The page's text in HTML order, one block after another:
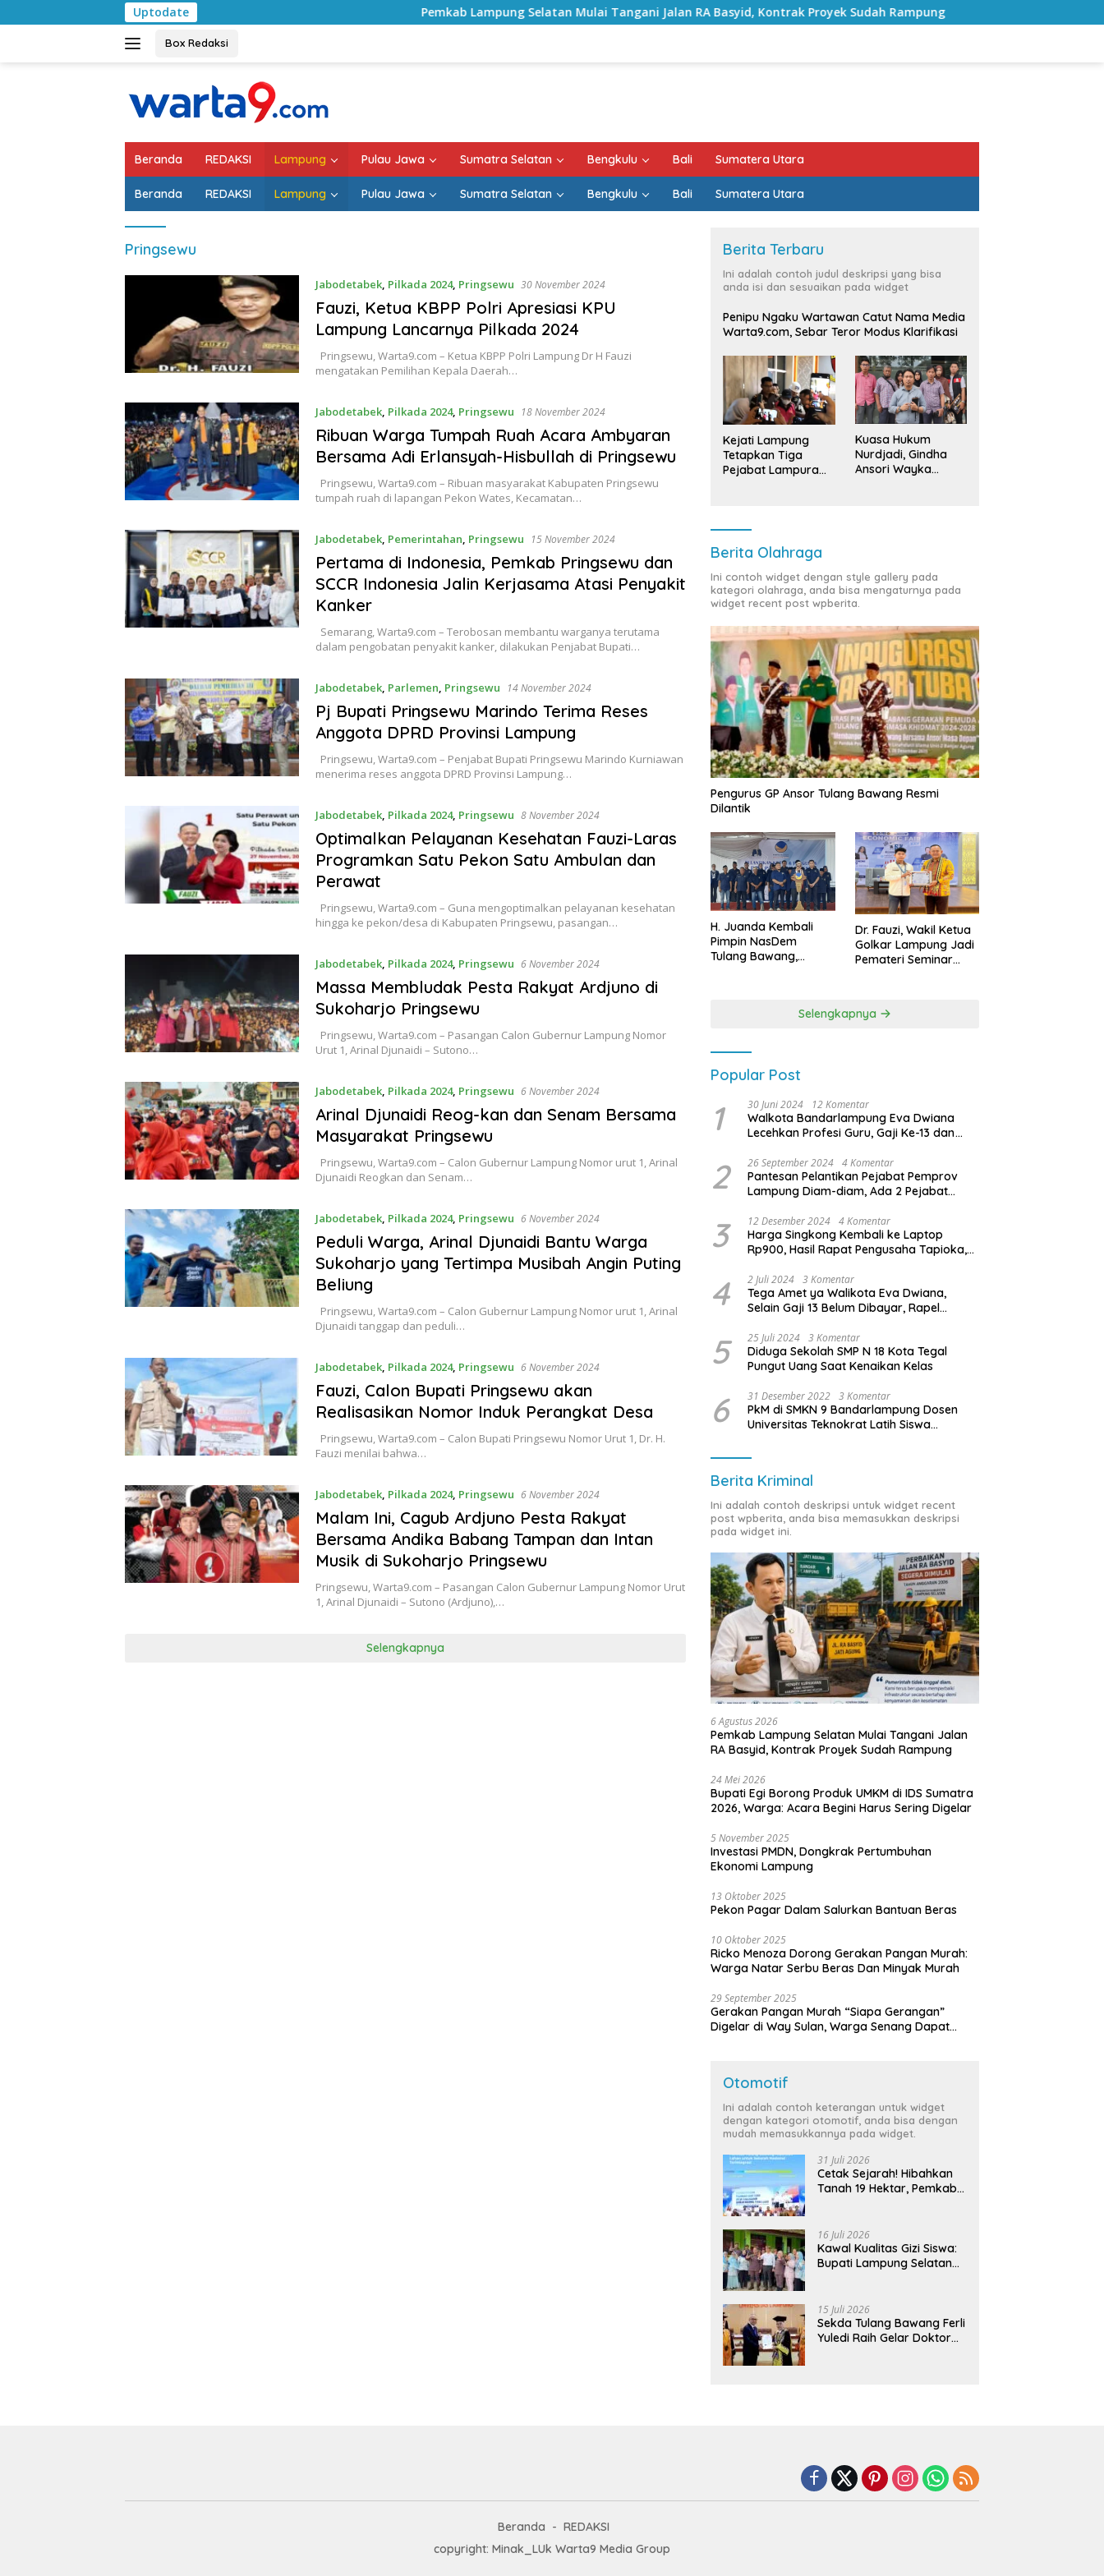
ke
Uptodate Pemkab Lampung Selatan Mulai Tangani Jalan RA Basyid, Kontrak Proyek Sudah Rampung Bulan Kemerdekaan, Bupati
Box Redaksi
Beranda REDAKSI Lampung Pulau Jawa Sumatra Selatan Bengkulu Bali Sumatera Utara
Beranda REDAKSI Lampung Pulau Jawa Sumatra Selatan Bengkulu Bali Sumatera Utara
Pringsewu
Jabodetabek, Pilkada 2024, Pringsewu 30 November 2024
Fauzi, Ketua KBPP Polri Apresiasi KPU
Lampung Lancarnya Pilkada 2024
Pringsewu, Warta9.com – Ketua KBPP Polri Lampung Dr H Fauzi
mengatakan Pemilihan Kepala Daerah…
Jabodetabek, Pilkada 2024, Pringsewu 18 November 2024
Ribuan Warga Tumpah Ruah Acara Ambyaran
Bersama Adi Erlansyah-Hisbullah di Pringsewu
Pringsewu, Warta9.com – Ribuan masyarakat Kabupaten Pringsewu
tumpah ruah di lapangan Pekon Wates, Kecamatan…
Jabodetabek, Pemerintahan, Pringsewu 15 November 2024
Pertama di Indonesia, Pemkab Pringsewu dan
SCCR Indonesia Jalin Kerjasama Atasi Penyakit
Kanker
Semarang, Warta9.com – Terobosan membantu warganya terutama
dalam pengobatan penyakit kanker, dilakukan Penjabat Bupati…
Jabodetabek, Parlemen, Pringsewu 14 November 2024
Pj Bupati Pringsewu Marindo Terima Reses
Anggota DPRD Provinsi Lampung
Pringsewu, Warta9.com – Penjabat Bupati Pringsewu Marindo Kurniawan
menerima reses anggota DPRD Provinsi Lampung…
Jabodetabek, Pilkada 2024, Pringsewu 8 November 2024
Optimalkan Pelayanan Kesehatan Fauzi-Laras
Programkan Satu Pekon Satu Ambulan dan
Perawat
Pringsewu, Warta9.com – Guna mengoptimalkan pelayanan kesehatan
hingga ke pekon/desa di Kabupaten Pringsewu, pasangan…
Jabodetabek, Pilkada 2024, Pringsewu 6 November 2024
Massa Membludak Pesta Rakyat Ardjuno di
Sukoharjo Pringsewu
Pringsewu, Warta9.com – Pasangan Calon Gubernur Lampung Nomor
Urut 1, Arinal Djunaidi – Sutono…
Jabodetabek, Pilkada 2024, Pringsewu 6 November 2024
Arinal Djunaidi Reog-kan dan Senam Bersama
Masyarakat Pringsewu
Pringsewu, Warta9.com – Calon Gubernur Lampung Nomor urut 1, Arinal
Djunaidi Reogkan dan Senam…
Jabodetabek, Pilkada 2024, Pringsewu 6 November 2024
Peduli Warga, Arinal Djunaidi Bantu Warga
Sukoharjo yang Tertimpa Musibah Angin Puting
Beliung
Pringsewu, Warta9.com – Calon Gubernur Lampung Nomor urut 1, Arinal
Djunaidi tanggap dan peduli…
Jabodetabek, Pilkada 2024, Pringsewu 6 November 2024
Fauzi, Calon Bupati Pringsewu akan
Realisasikan Nomor Induk Perangkat Desa
Pringsewu, Warta9.com – Calon Bupati Pringsewu Nomor Urut 1, Dr. H.
Fauzi menilai bahwa…
Jabodetabek, Pilkada 2024, Pringsewu 6 November 2024
Malam Ini, Cagub Ardjuno Pesta Rakyat
Bersama Andika Babang Tampan dan Intan
Musik di Sukoharjo Pringsewu
Pringsewu, Warta9.com – Pasangan Calon Gubernur Lampung Nomor Urut
1, Arinal Djunaidi – Sutono (Ardjuno),…
Selengkapnya
Berita Terbaru
Ini adalah contoh judul deskripsi yang bisa
anda isi dan sesuaikan pada widget
Penipu Ngaku Wartawan Catut Nama Media
Warta9.com, Sebar Teror Modus Klarifikasi
Kejati Lampung
Tetapkan Tiga
Pejabat Lampura
Kuasa Hukum
Nurdjadi, Gindha
Ansori Wayka
Berita Olahraga
Ini contoh widget dengan style gallery pada
kategori olahraga, anda bisa mengaturnya pada
widget recent post wpberita.
Pengurus GP Ansor Tulang Bawang Resmi
Dilantik
H. Juanda Kembali
Pimpin NasDem
Tulang Bawang,
Dr. Fauzi, Wakil Ketua
Golkar Lampung Jadi
Pemateri Seminar
Kebangsaan
Selengkapnya
Popular Post
1 30 Juni 2024 12 Komentar
Walkota Bandarlampung Eva Dwiana
Lecehkan Profesi Guru, Gaji Ke-13 dan
2 26 September 2024 4 Komentar
Pantesan Pelantikan Pejabat Pemprov
Lampung Diam-diam, Ada 2 Pejabat
3 12 Desember 2024 4 Komentar
Harga Singkong Kembali ke Laptop
Rp900, Hasil Rapat Pengusaha Tapioka,
Lampung
4 2 Juli 2024 3 Komentar
Tega Amet ya Walikota Eva Dwiana,
Selain Gaji 13 Belum Dibayar, Rapel
Dibayar
5 25 Juli 2024 3 Komentar
Diduga Sekolah SMP N 18 Kota Tegal
Pungut Uang Saat Kenaikan Kelas
6 31 Desember 2022 3 Komentar
PkM di SMKN 9 Bandarlampung Dosen
Universitas Teknokrat Latih Siswa
Berita Kriminal
Ini adalah contoh deskripsi untuk widget recent
post wpberita, anda bisa memasukkan deskripsi
pada widget ini.
6 Agustus 2026
Pemkab Lampung Selatan Mulai Tangani Jalan
RA Basyid, Kontrak Proyek Sudah Rampung
24 Mei 2026
Bupati Egi Borong Produk UMKM di IDS Sumatra
2026, Warga: Acara Begini Harus Sering Digelar
5 November 2025
Investasi PMDN, Dongkrak Pertumbuhan
Ekonomi Lampung
13 Oktober 2025
Pekon Pagar Dalam Salurkan Bantuan Beras
10 Oktober 2025
Ricko Menoza Dorong Gerakan Pangan Murah:
Warga Natar Serbu Beras Dan Minyak Murah
29 September 2025
Gerakan Pangan Murah “Siapa Gerangan”
Digelar di Way Sulan, Warga Senang Dapat
Otomotif
Ini adalah contoh keterangan untuk widget
dengan kategori otomotif, anda bisa dengan
mudah memasukkannya pada widget.
31 Juli 2026
Cetak Sejarah! Hibahkan
Tanah 19 Hektar, Pemkab
Terintegrasi Pertama di
Lampung
16 Juli 2026
Kawal Kualitas Gizi Siswa:
Bupati Lampung Selatan
Bergizi Gratis di Natar
15 Juli 2026
Sekda Tulang Bawang Ferli
Yuledi Raih Gelar Doktor
Beranda
REDAKSI
copyright: Minak_LUk Warta9 Media Group